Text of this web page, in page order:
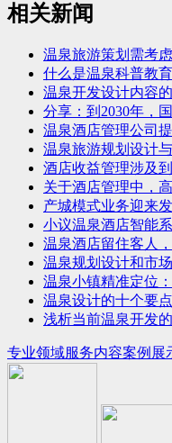
相关新闻
温泉旅游策划需考
什么是温泉科普教
温泉开发设计内容
分享：到2030年，
温泉酒店管理公司
温泉旅游规划设计
酒店收益管理涉及
关于酒店管理中，
产城模式业务迎来
小议温泉酒店智能
温泉酒店留住客人
温泉规划设计和市
温泉小镇精准定位
温泉设计的十个要点
浅析当前温泉开发
专业领域服务内容案例展